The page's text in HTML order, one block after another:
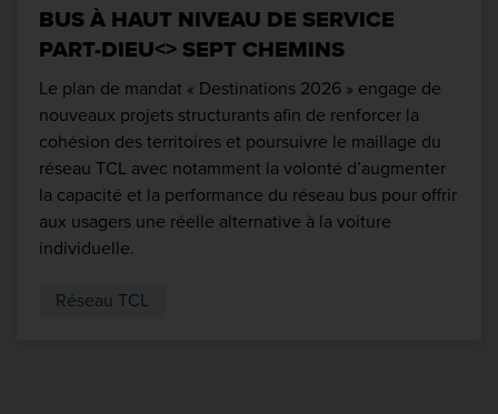
BUS À HAUT NIVEAU DE SERVICE
PART-DIEU<> SEPT CHEMINS
Le plan de mandat « Destinations 2026 » engage de
nouveaux projets structurants afin de renforcer la
cohésion des territoires et poursuivre le maillage du
réseau TCL avec notamment la volonté d’augmenter
la capacité et la performance du réseau bus pour offrir
aux usagers une réelle alternative à la voiture
individuelle.
Réseau TCL